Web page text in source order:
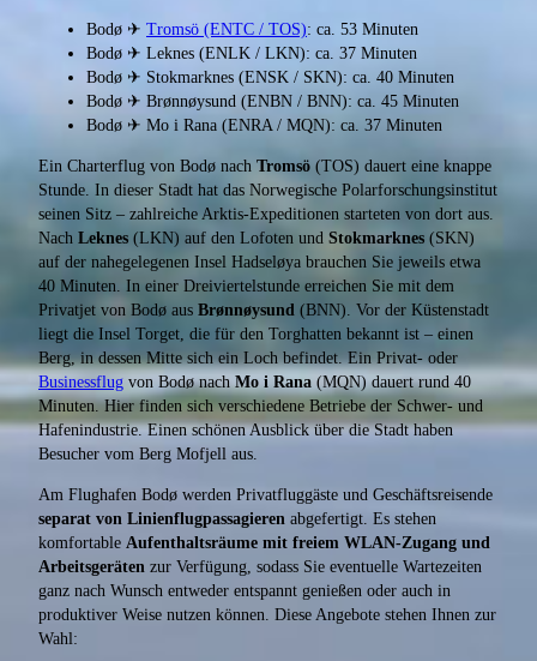
Bodø ✈ Tromsö (ENTC / TOS): ca. 53 Minuten
Bodø ✈ Leknes (ENLK / LKN): ca. 37 Minuten
Bodø ✈ Stokmarknes (ENSK / SKN): ca. 40 Minuten
Bodø ✈ Brønnøysund (ENBN / BNN): ca. 45 Minuten
Bodø ✈ Mo i Rana (ENRA / MQN): ca. 37 Minuten
Ein Charterflug von Bodø nach Tromsö (TOS) dauert eine knappe
Stunde. In dieser Stadt hat das Norwegische Polarforschungsinstitut
seinen Sitz – zahlreiche Arktis-Expeditionen starteten von dort aus.
Nach Leknes (LKN) auf den Lofoten und Stokmarknes (SKN)
auf der nahegelegenen Insel Hadseløya brauchen Sie jeweils etwa
40 Minuten. In einer Dreiviertelstunde erreichen Sie mit dem
Privatjet von Bodø aus Brønnøysund (BNN). Vor der Küstenstadt
liegt die Insel Torget, die für den Torghatten bekannt ist – einen
Berg, in dessen Mitte sich ein Loch befindet. Ein Privat- oder
Businessflug von Bodø nach Mo i Rana (MQN) dauert rund 40
Minuten. Hier finden sich verschiedene Betriebe der Schwer- und
Hafenindustrie. Einen schönen Ausblick über die Stadt haben
Besucher vom Berg Mofjell aus.
Am Flughafen Bodø werden Privatfluggäste und Geschäftsreisende
separat von Linienflugpassagieren abgefertigt. Es stehen
komfortable Aufenthaltsräume mit freiem WLAN-Zugang und
Arbeitsgeräten zur Verfügung, sodass Sie eventuelle Wartezeiten
ganz nach Wunsch entweder entspannt genießen oder auch in
produktiver Weise nutzen können. Diese Angebote stehen Ihnen zur
Wahl: